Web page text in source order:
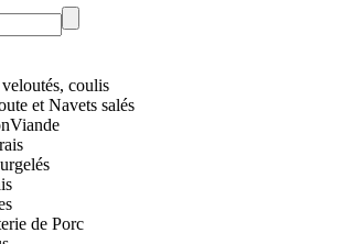
coulis
et Navets salés
Viande
de Porc